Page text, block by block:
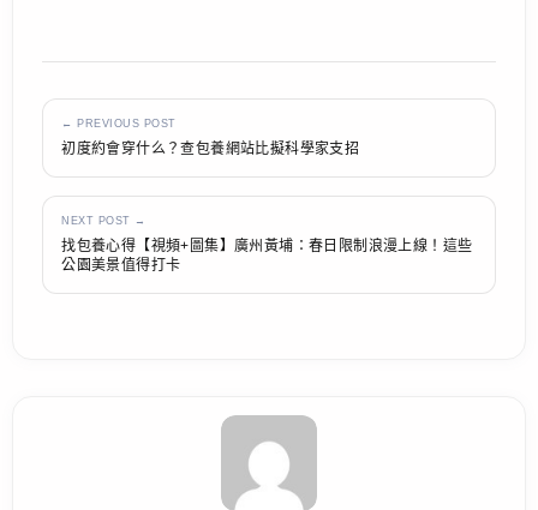
← PREVIOUS POST
初度約會穿什么？查包養網站比擬科學家支招
NEXT POST →
找包養心得【視頻+圖集】廣州黃埔：春日限制浪漫上線！這些
公園美景值得打卡